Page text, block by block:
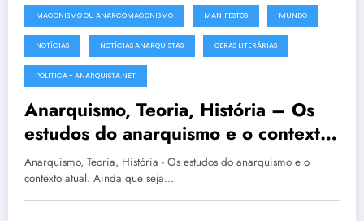
MAGONISMO OU ANARCOMAGONISMO MANIFESTOS MUNDO
NOTÍCIAS NOTÍCIAS ANARQUISTAS OBRAS LITERÁRIAS
POLITICA - ANARQUISTA.NET
Anarquismo, Teoria, História – Os
estudos do anarquismo e o contexto
atual
Anarquismo, Teoria, História - Os estudos do anarquismo e o
contexto atual. Ainda que seja…